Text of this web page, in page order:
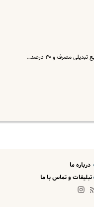
درباره ما
تبلیغات و تماس با ما